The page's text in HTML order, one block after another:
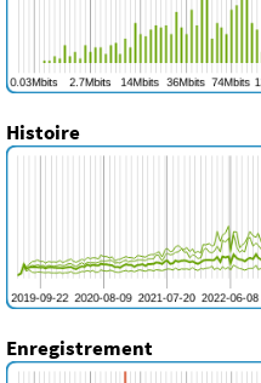
Histoire
Enregistrement